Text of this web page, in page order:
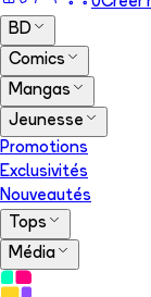
BD
Comics
Mangas
Jeunesse
Promotions
Exclusivités
Nouveautés
Tops
Média